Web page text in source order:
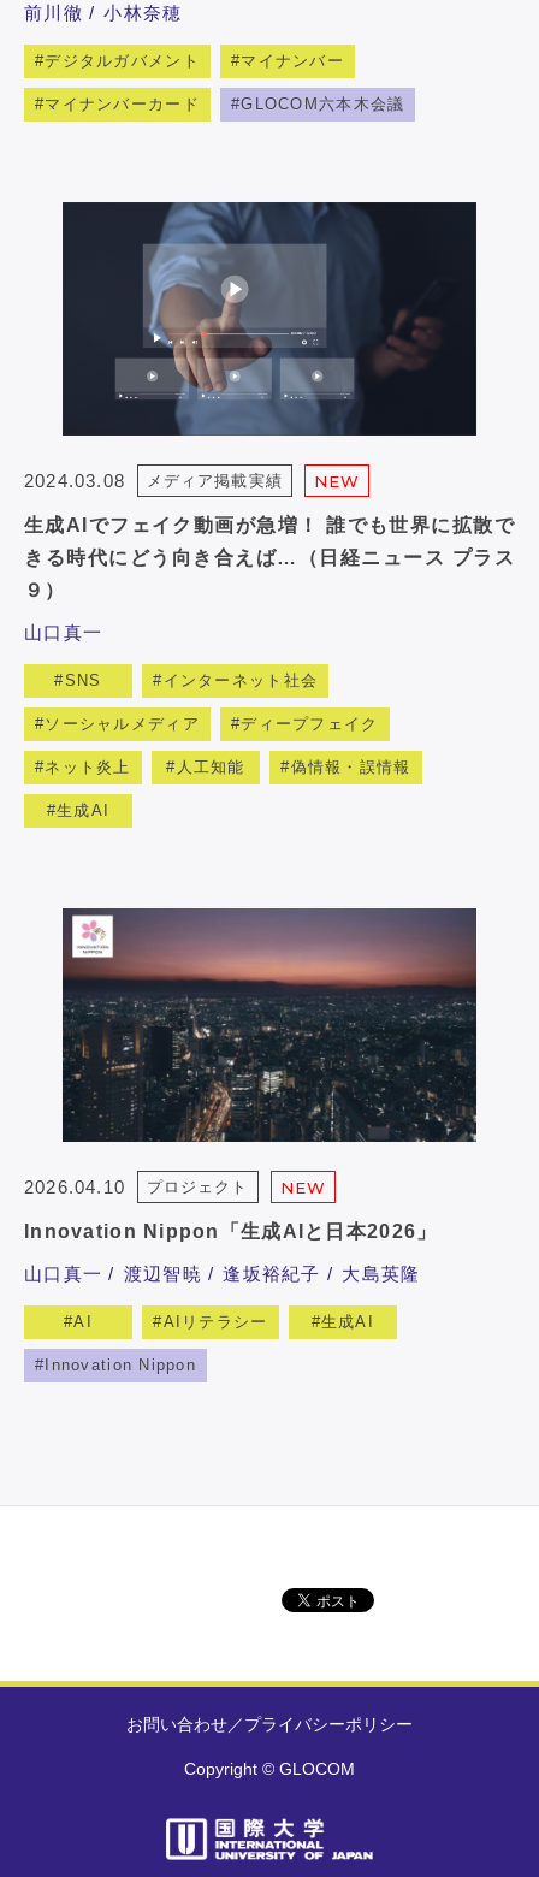
前川徹 小林奈穂
デジタルガバメント マイナンバー
マイナンバーカード GLOCOM六本木会議
2024.03.08 メディア掲載実績 NEW
生成AIでフェイク動画が急増！ 誰でも世界に拡散で
きる時代にどう向き合えば…（日経ニュース プラス
９）
山口真一
SNS インターネット社会
ソーシャルメディア ディープフェイク
ネット炎上 人工知能 偽情報・誤情報
生成AI
2026.04.10 プロジェクト NEW
Innovation Nippon「生成AIと日本2026」
山口真一 渡辺智暁 逢坂裕紀子 大島英隆
AI AIリテラシー 生成AI
Innovation Nippon
お問い合わせ／プライバシーポリシー
Copyright © GLOCOM